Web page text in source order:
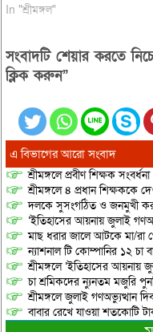
In "শ্রীমঙ্গল"
সংবাদটি শেয়ার করতে
ক্লিক করুন”
এ বিভাগের আরো সংবাদ
শ্রীমঙ্গলে প্রবীণ শিক্ষক
শ্রীমঙ্গলে ৪ প্রধান শিক্ষককে
দলকে সুসংগঠিত ও জনমুখী
‘ইতিহাসের আয়নায় জুলাই
মাছ ধরার জালে আটকে মা/
ন্যাশনাল টি কোম্পানির ১২ চা
শ্রীমঙ্গলে ‘ইতিহাসের আয়নায়
চা শ্রমিকদের ন্যুনতম মজুরি
শ্রীমঙ্গলে জুলাই গণঅভ্যুত্থান
বাবার রেখে যাওয়া শতকোটি